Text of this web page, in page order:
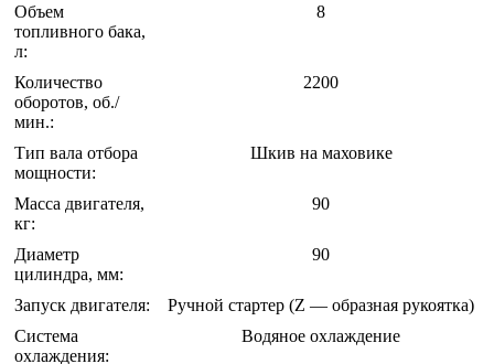
Объем
топливного бака,
л:
8
Количество
оборотов, об./
мин.:
2200
Тип вала отбора
мощности:
Шкив на маховике
Масса двигателя,
кг:
90
Диаметр
цилиндра, мм:
90
Запуск двигателя:
Ручной стартер (Z — образная рукоятка)
Система
охлаждения:
Водяное охлаждение